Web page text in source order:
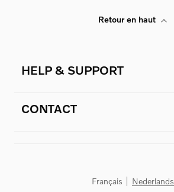
Retour en haut
HELP & SUPPORT
CONTACT
Français Nederlands